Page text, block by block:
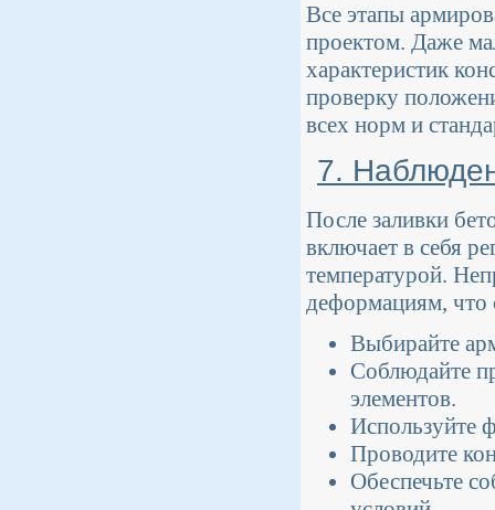
Все этапы
проектом. Даже
характеристик
проверку
всех норм и
7.
После заливки
включает в себя
температурой.
деформациям, что
Выбирайте
Соблюдайте
элементов.
Используйте
Проводите
Обеспечьте